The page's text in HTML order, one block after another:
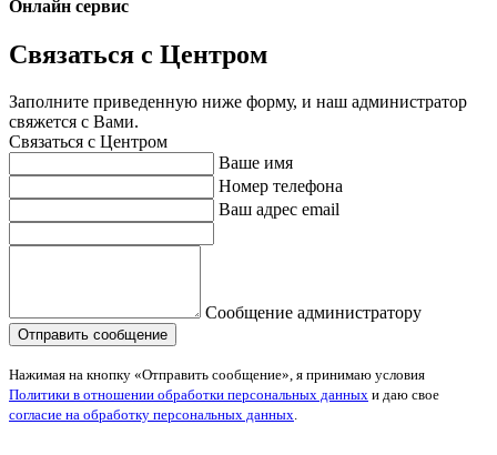
Онлайн сервис
Связаться с Центром
Заполните приведенную ниже форму, и наш администратор
свяжется с Вами.
Связаться с Центром
Ваше имя
Номер телефона
Ваш адрес email
Сообщение администратору
Нажимая на кнопку «Отправить сообщение», я принимаю условия
Политики в отношении обработки персональных данных и даю свое
согласие на обработку персональных данных.